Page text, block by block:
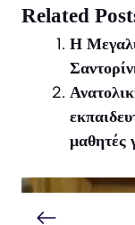
X
(Twitter)
Related
Η
μαθητές